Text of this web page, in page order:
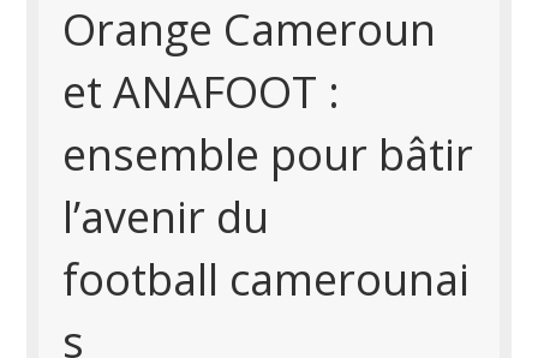
Orange Cameroun
et ANAFOOT :
ensemble pour bâtir
l’avenir du
football camerounai
s